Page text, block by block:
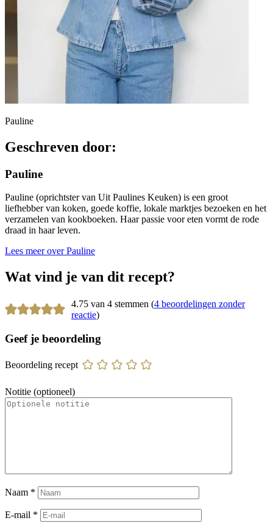
Pauline
Geschreven door:
Pauline
Pauline (oprichtster van Uit Paulines Keuken) is een groot
liefhebber van koken, goede koffie, lokale marktjes bezoeken en het
verzamelen van kookboeken. Haar passie voor eten vormt de rode
draad in haar leven.
Lees meer over Pauline
Wat vind je van dit recept?
4.75 van 4 stemmen (4 beoordelingen zonder
reactie)
Geef je beoordeling
Beoordeling recept
Notitie (optioneel)
Naam *
E-mail *